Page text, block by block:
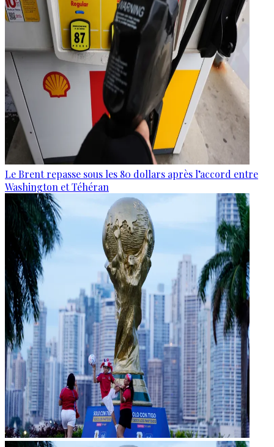
Le Brent repasse sous les 80 dollars après l’accord entre
Washington et Téhéran